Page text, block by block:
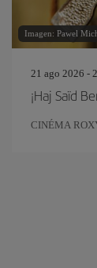
Imagen: Pawel
21 ago 2026 -
¡Haj Saïd
CINÉMA